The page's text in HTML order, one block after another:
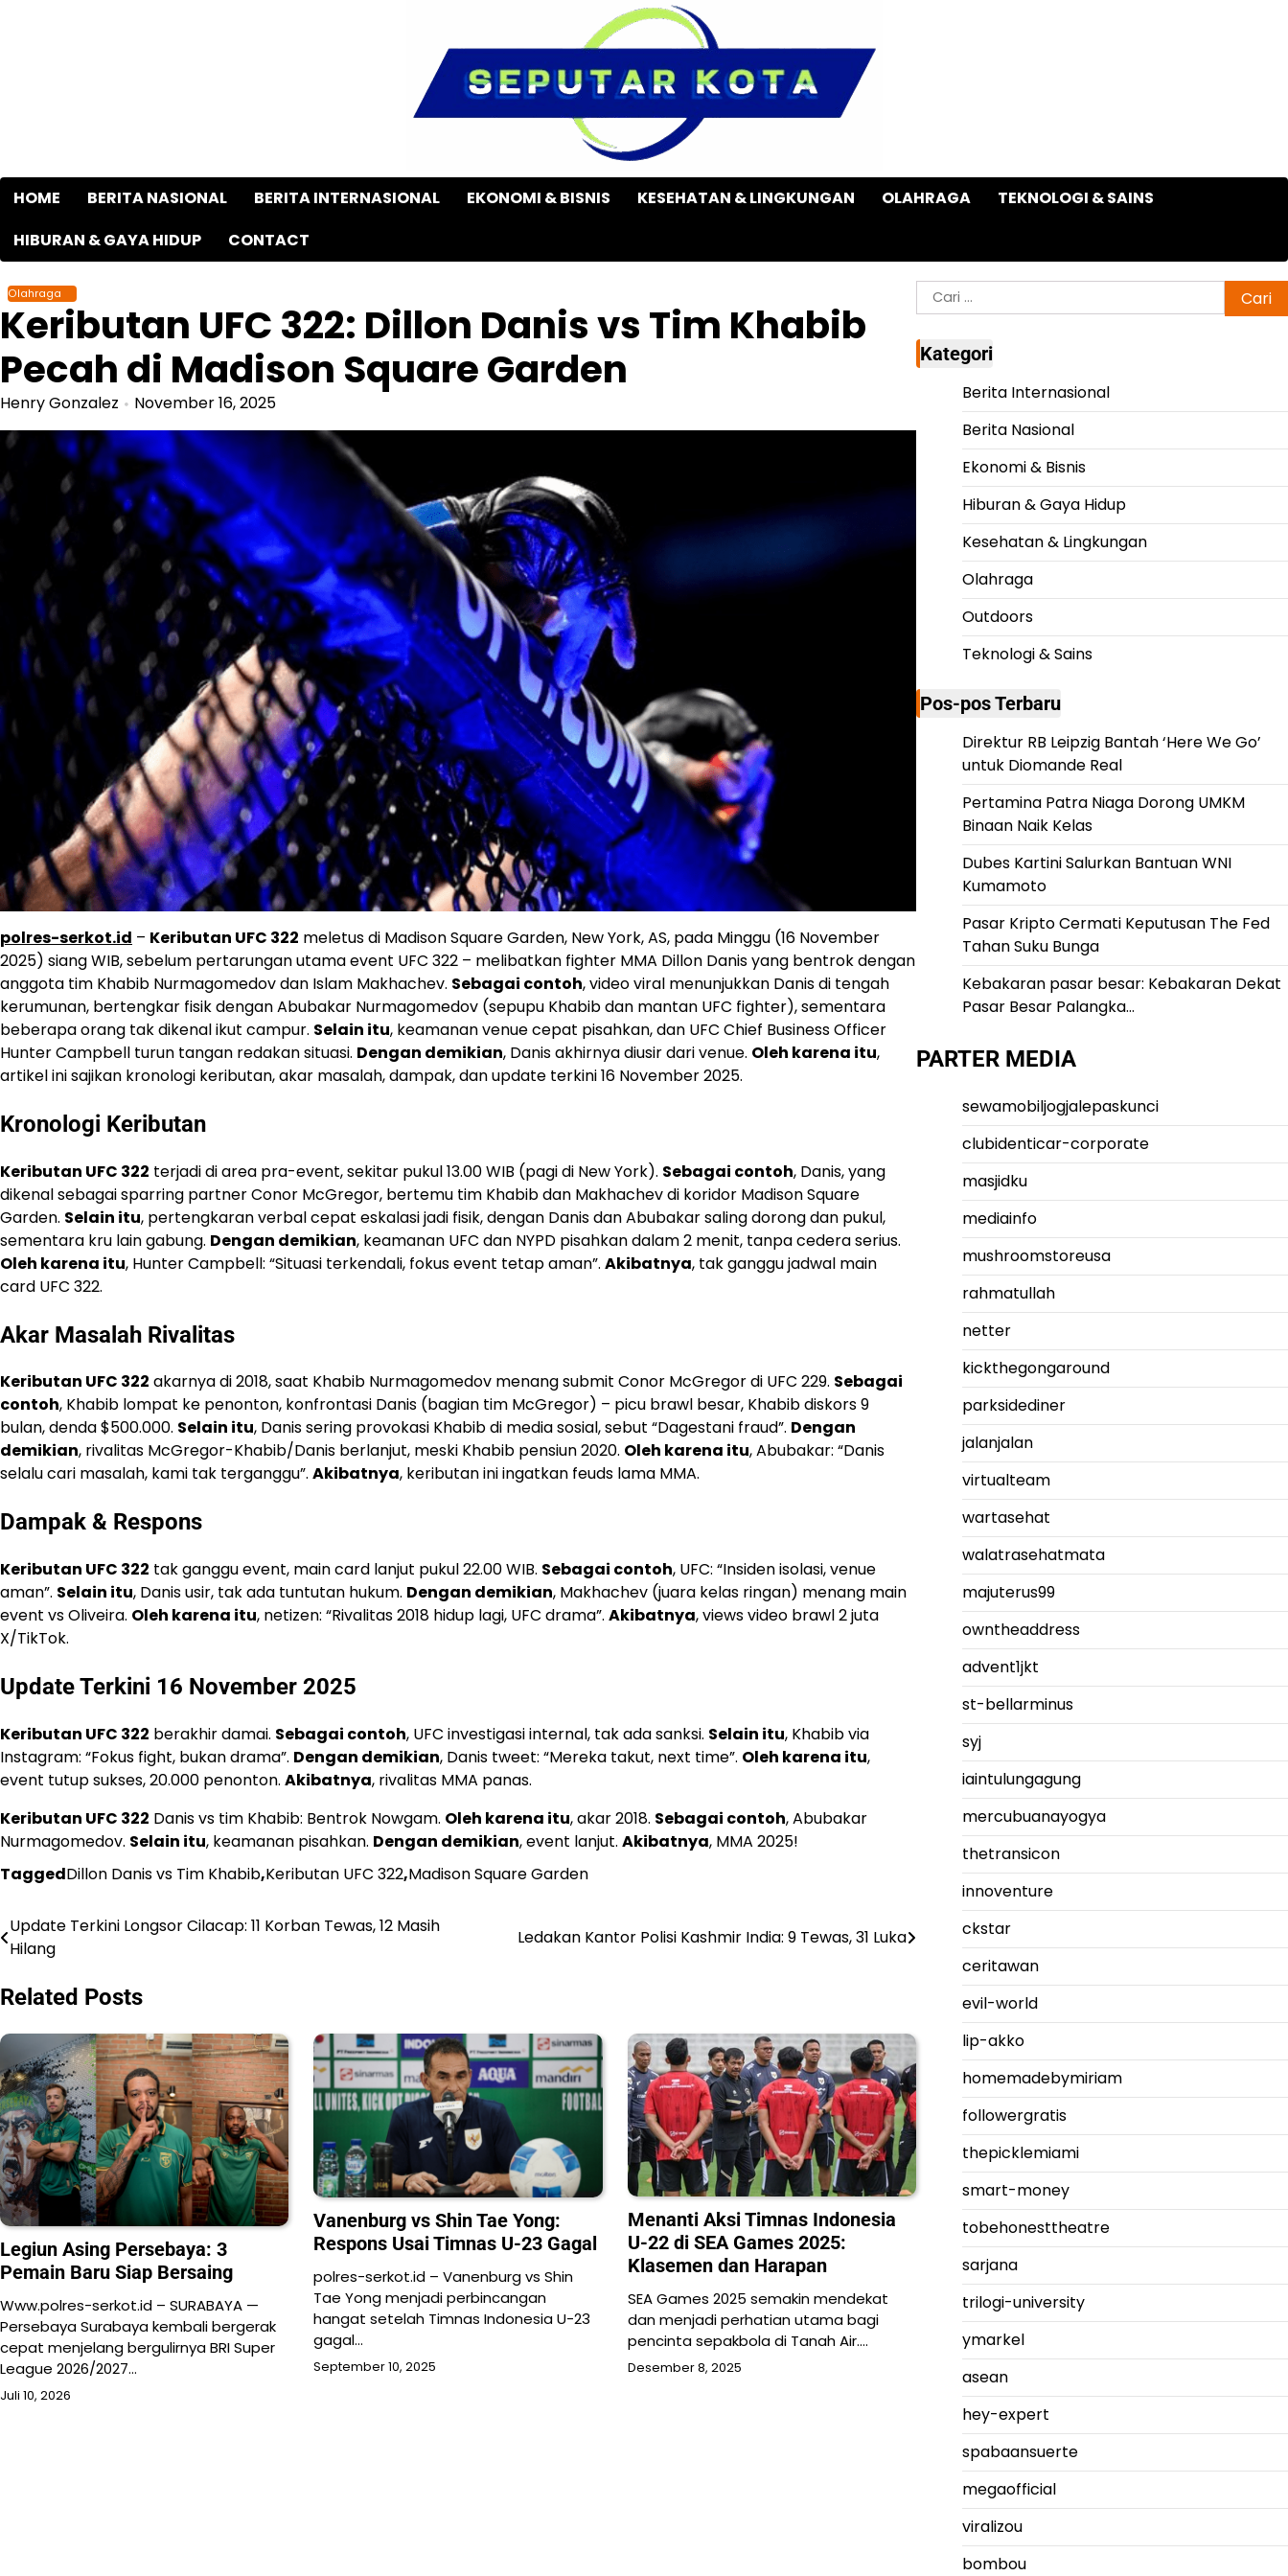
HOME BERITA NASIONAL BERITA INTERNASIONAL EKONOMI & BISNIS KESEHATAN & LINGKUNGAN OLAHRAGA
TEKNOLOGI & SAINS
HIBURAN & GAYA HIDUP
CONTACT
Olahraga
Keributan UFC 322: Dillon Danis vs Tim Khabib
Pecah di Madison Square Garden
Henry Gonzalez November 16, 2025
polres-serkot.id – Keributan UFC 322 meletus di Madison Square Garden, New York, AS, pada Minggu (16 November
2025) siang WIB, sebelum pertarungan utama event UFC 322 – melibatkan fighter MMA Dillon Danis yang bentrok dengan
anggota tim Khabib Nurmagomedov dan Islam Makhachev. Sebagai contoh, video viral menunjukkan Danis di tengah
kerumunan, bertengkar fisik dengan Abubakar Nurmagomedov (sepupu Khabib dan mantan UFC fighter), sementara
beberapa orang tak dikenal ikut campur. Selain itu, keamanan venue cepat pisahkan, dan UFC Chief Business Officer
Hunter Campbell turun tangan redakan situasi. Dengan demikian, Danis akhirnya diusir dari venue. Oleh karena itu,
artikel ini sajikan kronologi keributan, akar masalah, dampak, dan update terkini 16 November 2025.
Kronologi Keributan
Keributan UFC 322 terjadi di area pra-event, sekitar pukul 13.00 WIB (pagi di New York). Sebagai contoh, Danis, yang
dikenal sebagai sparring partner Conor McGregor, bertemu tim Khabib dan Makhachev di koridor Madison Square
Garden. Selain itu, pertengkaran verbal cepat eskalasi jadi fisik, dengan Danis dan Abubakar saling dorong dan pukul,
sementara kru lain gabung. Dengan demikian, keamanan UFC dan NYPD pisahkan dalam 2 menit, tanpa cedera serius.
Oleh karena itu, Hunter Campbell: “Situasi terkendali, fokus event tetap aman”. Akibatnya, tak ganggu jadwal main
card UFC 322.
Akar Masalah Rivalitas
Keributan UFC 322 akarnya di 2018, saat Khabib Nurmagomedov menang submit Conor McGregor di UFC 229. Sebagai
contoh, Khabib lompat ke penonton, konfrontasi Danis (bagian tim McGregor) – picu brawl besar, Khabib diskors 9
bulan, denda $500.000. Selain itu, Danis sering provokasi Khabib di media sosial, sebut “Dagestani fraud”. Dengan
demikian, rivalitas McGregor-Khabib/Danis berlanjut, meski Khabib pensiun 2020. Oleh karena itu, Abubakar: “Danis
selalu cari masalah, kami tak terganggu”. Akibatnya, keributan ini ingatkan feuds lama MMA.
Dampak & Respons
Keributan UFC 322 tak ganggu event, main card lanjut pukul 22.00 WIB. Sebagai contoh, UFC: “Insiden isolasi, venue
aman”. Selain itu, Danis usir, tak ada tuntutan hukum. Dengan demikian, Makhachev (juara kelas ringan) menang main
event vs Oliveira. Oleh karena itu, netizen: “Rivalitas 2018 hidup lagi, UFC drama”. Akibatnya, views video brawl 2 juta
X/TikTok.
Update Terkini 16 November 2025
Keributan UFC 322 berakhir damai. Sebagai contoh, UFC investigasi internal, tak ada sanksi. Selain itu, Khabib via
Instagram: “Fokus fight, bukan drama”. Dengan demikian, Danis tweet: “Mereka takut, next time”. Oleh karena itu,
event tutup sukses, 20.000 penonton. Akibatnya, rivalitas MMA panas.
Keributan UFC 322 Danis vs tim Khabib: Bentrok Nowgam. Oleh karena itu, akar 2018. Sebagai contoh, Abubakar
Nurmagomedov. Selain itu, keamanan pisahkan. Dengan demikian, event lanjut. Akibatnya, MMA 2025!
TaggedDillon Danis vs Tim Khabib,Keributan UFC 322,Madison Square Garden
Navigasi
Update Terkini Longsor Cilacap: 11 Korban Tewas, 12 Masih
Hilang
Ledakan Kantor Polisi Kashmir India: 9 Tewas, 31 Luka
Related Posts
Legiun Asing Persebaya: 3
Pemain Baru Siap Bersaing
Www.polres-serkot.id – SURABAYA —
Persebaya Surabaya kembali bergerak
cepat menjelang bergulirnya BRI Super
League 2026/2027…
Juli 10, 2026
Vanenburg vs Shin Tae Yong:
Respons Usai Timnas U-23 Gagal
polres-serkot.id – Vanenburg vs Shin
Tae Yong menjadi perbincangan
hangat setelah Timnas Indonesia U-23
gagal…
September 10, 2025
Menanti Aksi Timnas Indonesia
U-22 di SEA Games 2025:
Klasemen dan Harapan
SEA Games 2025 semakin mendekat
dan menjadi perhatian utama bagi
pencinta sepakbola di Tanah Air.…
Desember 8, 2025
Cari
untuk:
Kategori
Berita Internasional
Berita Nasional
Ekonomi & Bisnis
Hiburan & Gaya Hidup
Kesehatan & Lingkungan
Olahraga
Outdoors
Teknologi & Sains
Pos-pos Terbaru
Direktur RB Leipzig Bantah ‘Here We Go’
untuk Diomande Real
Pertamina Patra Niaga Dorong UMKM
Binaan Naik Kelas
Dubes Kartini Salurkan Bantuan WNI
Kumamoto
Pasar Kripto Cermati Keputusan The Fed
Tahan Suku Bunga
Kebakaran pasar besar: Kebakaran Dekat
Pasar Besar Palangka…
PARTER MEDIA
sewamobiljogjalepaskunci
clubidenticar-corporate
masjidku
mediainfo
mushroomstoreusa
rahmatullah
netter
kickthegongaround
parksidediner
jalanjalan
virtualteam
wartasehat
walatrasehatmata
majuterus99
owntheaddress
advent1jkt
st-bellarminus
syj
iaintulungagung
mercubuanayogya
thetransicon
innoventure
ckstar
ceritawan
evil-world
lip-akko
homemadebymiriam
followergratis
thepicklemiami
smart-money
tobehonesttheatre
sarjana
trilogi-university
ymarkel
asean
hey-expert
spabaansuerte
megaofficial
viralizou
bombou